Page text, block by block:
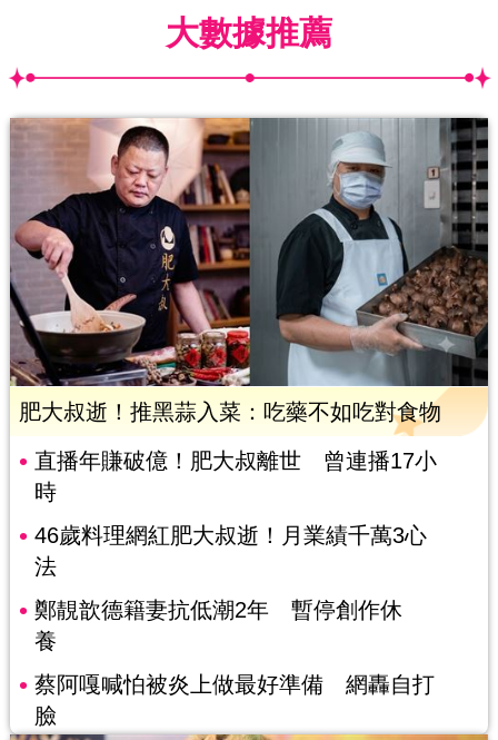
大數據推薦
肥大叔逝！推黑蒜入菜：吃藥不如吃對食物
直播年賺破億！肥大叔離世 曾連播17小
時
46歲料理網紅肥大叔逝！月業績千萬3心
法
鄭靚歆德籍妻抗低潮2年 暫停創作休
養
蔡阿嘎喊怕被炎上做最好準備 網轟自打
臉